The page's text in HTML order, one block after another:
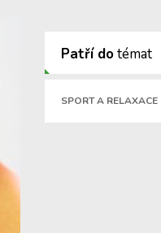
Patří dotémat
SPORT A RELAXACE